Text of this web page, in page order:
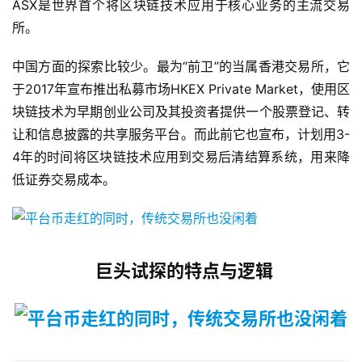
ASX是世界首个将区块链技术应用于核心业务的主流交易
所。
中国方面的探索比较少。最为“前卫”的当属香港交易所，它
于2017年宣布推出私募市场HKEX Private Market，使用区
块链技术为早期创业公司及其投资者提供一个股票登记、转
让和信息披露的共享服务平台。而此前它也宣布，计划用3-
4年的时间将区块链技术应用到交易后清结算系统，用来降
低证券交易成本。
巨头试探的特点与逻辑